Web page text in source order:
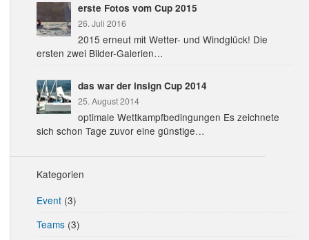
erste Fotos vom Cup 2015
26. Juli 2016
2015 erneut mit Wetter- und Windglück! Die
ersten zwei Bilder-Galerien…
das war der insign Cup 2014
25. August 2014
optimale Wettkampfbedingungen Es zeichnete
sich schon Tage zuvor eine günstige…
Kategorien
Event(3)
Teams(3)